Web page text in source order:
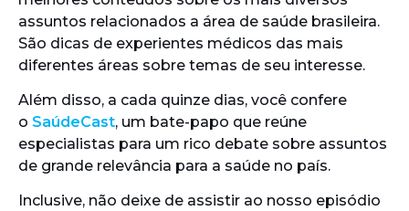
assuntos relacionados a área de saúde brasileira.
São dicas de experientes médicos das mais
diferentes áreas sobre temas de seu interesse.
Além disso, a cada quinze dias, você confere
o SaúdeCast, um bate-papo que reúne
especialistas para um rico debate sobre assuntos
de grande relevância para a saúde no país.
Inclusive, não deixe de assistir ao nosso episódio